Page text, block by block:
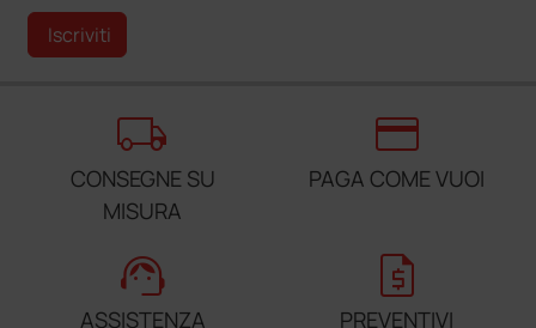
Iscriviti
local_shipping
CONSEGNE SU
MISURA
credit_card
PAGA COME VUOI
support_agent
ASSISTENZA
request_quote
PREVENTIVI